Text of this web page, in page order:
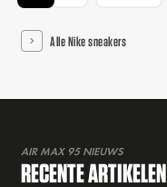
Alle Nike sneakers
AIR MAX 95 NIEUWS
RECENTE ARTIKELEN